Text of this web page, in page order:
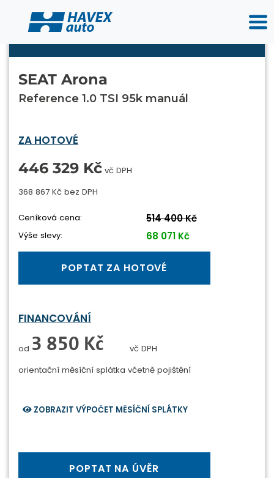
SEAT Arona
Reference 1.0 TSI 95k manuál
ZA HOTOVÉ
446 329 Kč vč DPH
368 867 Kč bez DPH
Ceníková cena: 514 400 Kč
Výše slevy: 68 071 Kč
POPTAT ZA HOTOVÉ
FINANCOVÁNÍ
od 0 Kč
vč DPH
orientační měsíční splátka včetně pojištění
ZOBRAZIT VÝPOČET MĚSÍČNÍ SPLÁTKY
POPTAT NA ÚVĚR